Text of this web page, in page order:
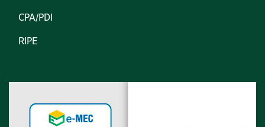
CPA/PDI
RIPE